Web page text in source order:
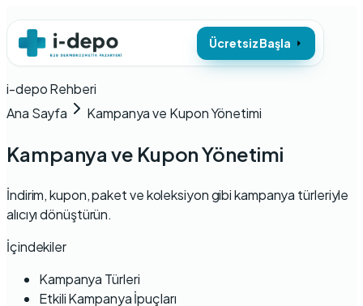
Ücretsiz Başla
i-depo Rehberi
Ana Sayfa
Kampanya ve Kupon Yönetimi
Kampanya ve Kupon Yönetimi
İndirim, kupon, paket ve koleksiyon gibi kampanya türleriyle
alıcıyı dönüştürün.
İçindekiler
Kampanya Türleri
Etkili Kampanya İpuçları